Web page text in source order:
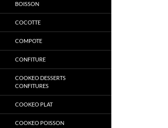
BOISSON
COCOTTE
COMPOTE
CONFITURE
COOKEO DESSERTS
CONFITURES
COOKEO PLAT
COOKEO POISSON